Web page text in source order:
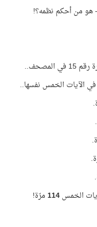
هو من أحكم نظمه؟!
الآيات الخمس نفسها..
الخمس114مرّة!